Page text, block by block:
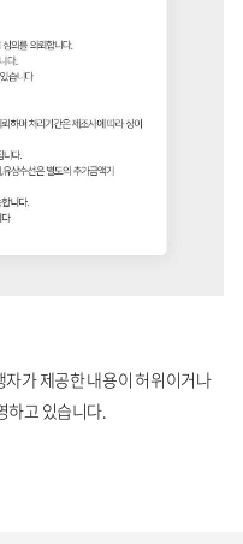
가 제공한 내용이 허위이거나
하고 있습니다.